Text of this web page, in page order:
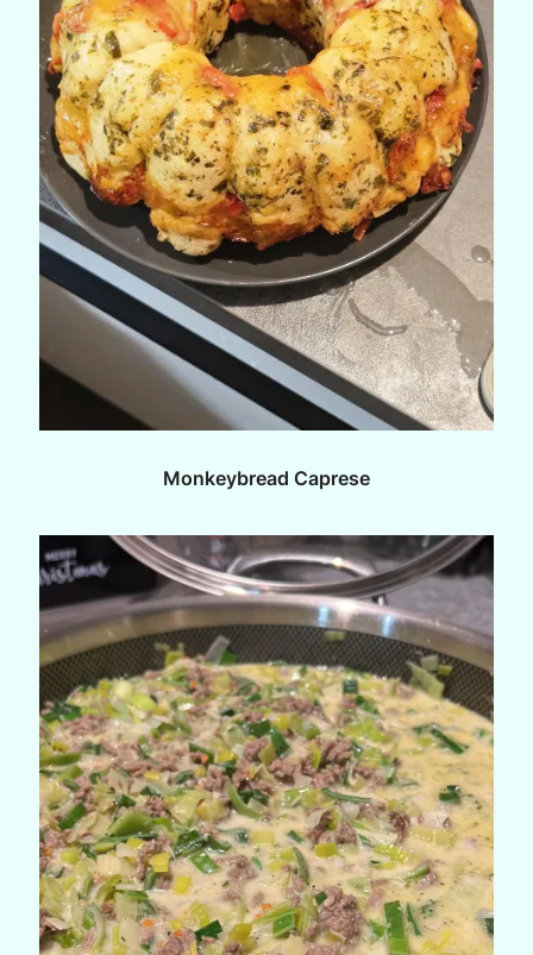
Monkeybread Caprese